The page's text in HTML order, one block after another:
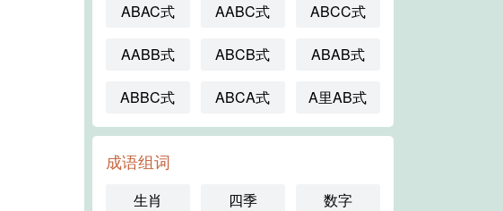
ABAC式 AABC式 ABCC式
AABB式 ABCB式 ABAB式
ABBC式 ABCA式 A里AB式
成语组词
生肖 四季 数字